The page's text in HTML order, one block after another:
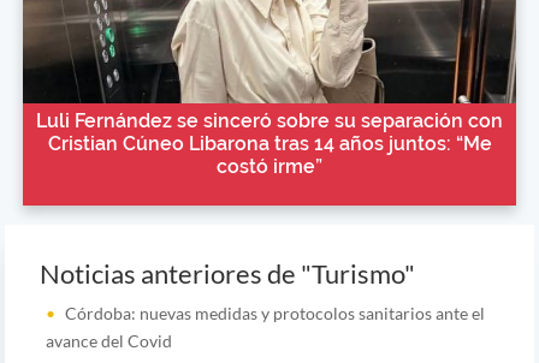
Luli Fernández se sinceró sobre su separación con
Cristian Cúneo Libarona tras 14 años juntos: “Me
costó irme”
Noticias anteriores de "Turismo"
Córdoba: nuevas medidas y protocolos sanitarios ante el
avance del Covid